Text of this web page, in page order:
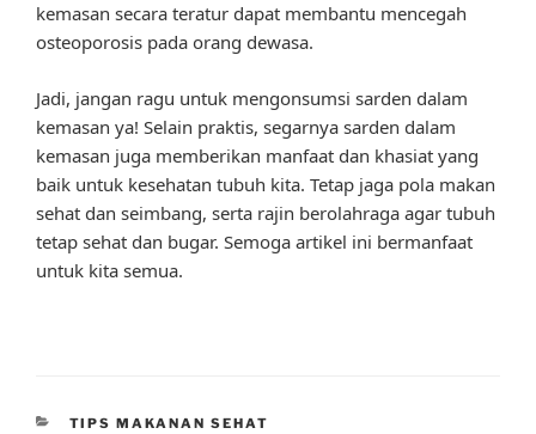
kemasan secara teratur dapat membantu mencegah
osteoporosis pada orang dewasa.
Jadi, jangan ragu untuk mengonsumsi sarden dalam
kemasan ya! Selain praktis, segarnya sarden dalam
kemasan juga memberikan manfaat dan khasiat yang
baik untuk kesehatan tubuh kita. Tetap jaga pola makan
sehat dan seimbang, serta rajin berolahraga agar tubuh
tetap sehat dan bugar. Semoga artikel ini bermanfaat
untuk kita semua.
CATEGORIES
TIPS MAKANAN SEHAT